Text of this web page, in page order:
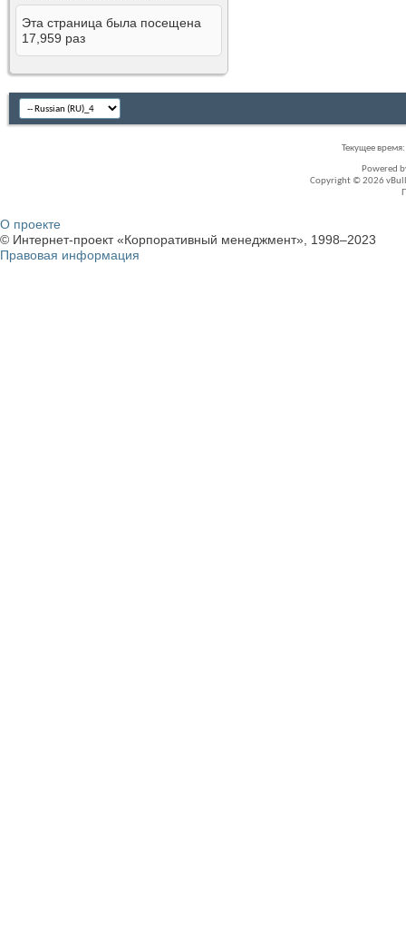
Эта страница была посещена
17,959 раз
Текущее время:
Powered
Copyright © 2026
О проекте
© Интернет-проект «Корпоративный менеджмент», 1998–2023
Правовая информация